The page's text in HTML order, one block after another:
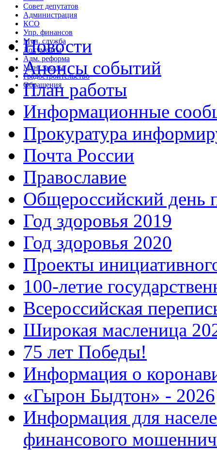
Совет депутатов
Администрация
КСО
Упр. финансов
Мун. служба
Документы
Адм. реформа
Мун. заказы
Градостроительство
Обращения
Новости
Анонсы событий
План работы
Информационные
Прокуратура
Почта России
Православие
Общероссийский день
Год здоровья 2019
Год здоровья 2020
Проекты
100-летие
Всероссийская
Широкая масленица
75 лет Победы!
Информация о
«Гырон Быдтон» - 2026
Информация для
финансового